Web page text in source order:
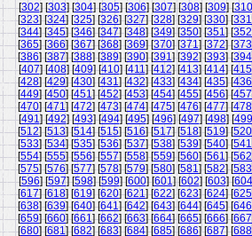
[302] [303] [304] [305] [306] [307] [308] [309] [310
[323] [324] [325] [326] [327] [328] [329] [330] [331
[344] [345] [346] [347] [348] [349] [350] [351] [352
[365] [366] [367] [368] [369] [370] [371] [372] [373
[386] [387] [388] [389] [390] [391] [392] [393] [394
[407] [408] [409] [410] [411] [412] [413] [414] [415
[428] [429] [430] [431] [432] [433] [434] [435] [436
[449] [450] [451] [452] [453] [454] [455] [456] [457
[470] [471] [472] [473] [474] [475] [476] [477] [478
[491] [492] [493] [494] [495] [496] [497] [498] [499
[512] [513] [514] [515] [516] [517] [518] [519] [520
[533] [534] [535] [536] [537] [538] [539] [540] [541
[554] [555] [556] [557] [558] [559] [560] [561] [562
[575] [576] [577] [578] [579] [580] [581] [582] [583
[596] [597] [598] [599] [600] [601] [602] [603] [604
[617] [618] [619] [620] [621] [622] [623] [624] [625
[638] [639] [640] [641] [642] [643] [644] [645] [646
[659] [660] [661] [662] [663] [664] [665] [666] [667
[680] [681] [682] [683] [684] [685] [686] [687] [688